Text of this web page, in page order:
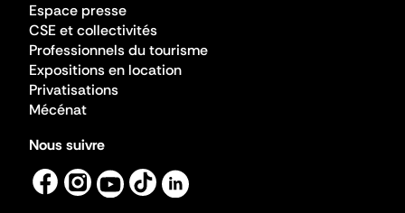
Espace presse
CSE et collectivités
Professionnels du tourisme
Expositions en location
Privatisations
Mécénat
Nous suivre